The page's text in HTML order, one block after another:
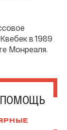
в 1989
Монреаля.
ПОМОЩЬ